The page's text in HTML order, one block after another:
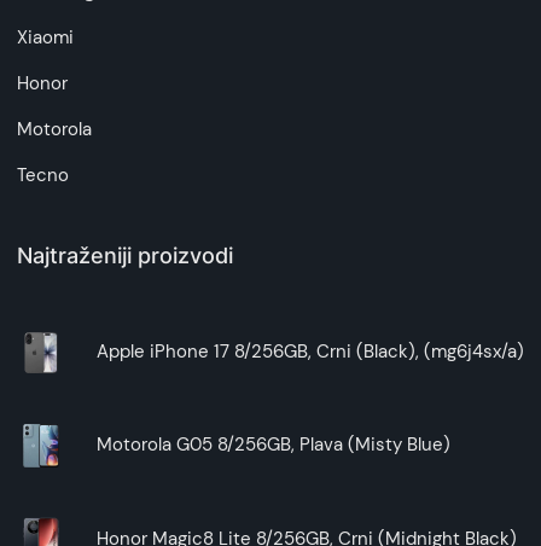
Xiaomi
Honor
Motorola
Tecno
Najtraženiji proizvodi
Apple iPhone 17 8/256GB, Crni (Black), (mg6j4sx/a)
Motorola G05 8/256GB, Plava (Misty Blue)
Honor Magic8 Lite 8/256GB, Crni (Midnight Black)